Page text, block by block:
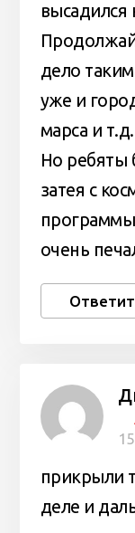
высадился
дело
уже и
марса и т.д.
Но ребяты
затея с
очень
прикрыли
деле и